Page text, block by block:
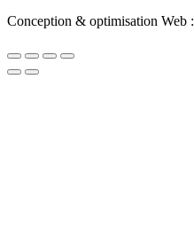
Conception & optimisation Web :